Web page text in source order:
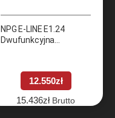
NPG E-LINE E1.24
Dwufunkcyjna
Deltoid – Pectoral Fly)
12.550zł
15.436zł Brutto